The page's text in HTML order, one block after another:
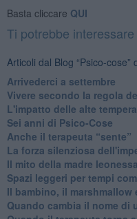
Basta cliccare QUI
Ti potrebbe
Articoli dal Blog “Psico-cose”
​Arrivederci a settembre
​Vivere secondo la regola
​L'impatto delle alte
Sei anni di Psico-Cose
​Anche il terapeuta “sente”
​La forza silenziosa
​Il mito della madre leonessa
Spazi leggeri per tempi
Il bambino, il marshmallow
​Quando cambia il nome di